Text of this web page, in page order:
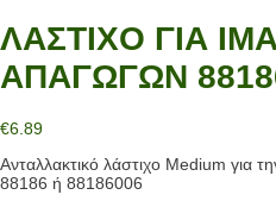
ΛΑΣΤΙΧΟ ΓΙΑ
ΑΠΑΓΩΓΩΝ
€6.89
Ανταλλακτικό λάστιχο Medium για
88186 ή 88186006